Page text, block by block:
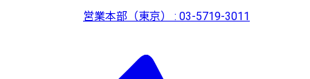
営業本部（東京） : 03-5719-3011